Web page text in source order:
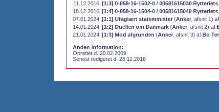
11.12.2016 [1:3] 0-058-16-1502-0 / 00581615030
18.12.2016 [1:4] 0-058-16-1504-0 / 00581615040
07.01.2024 [1:1] Ufaglært statsminister (Anker , afsnit 1)
14.01.2024 [1:2] Duellen om Danmark (Anker , afsnit 2) af
21.01.2024 [1:3] Mod afgrunden (Anker , afsnit 3) af Bo
Anden information:
Oprettet d. 20.02.2009
Senest redigeret d. 28.12.2016